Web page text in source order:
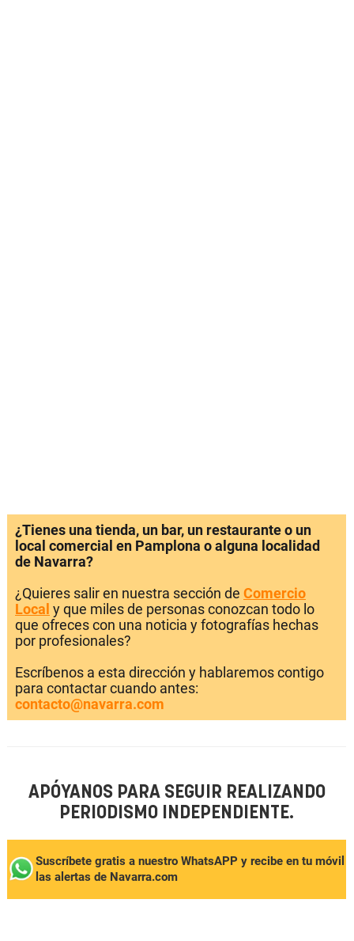
¿Tienes una tienda, un bar, un restaurante o un
local comercial en Pamplona o alguna localidad
de Navarra?
¿Quieres salir en nuestra sección de Comercio
Local y que miles de personas conozcan todo lo
que ofreces con una noticia y fotografías hechas
por profesionales?
Escríbenos a esta dirección y hablaremos contigo
para contactar cuando antes:
contacto@navarra.com
APÓYANOS PARA SEGUIR REALIZANDO
PERIODISMO INDEPENDIENTE.
Suscríbete gratis a nuestro WhatsAPP y recibe en tu móvil
las alertas de Navarra.com